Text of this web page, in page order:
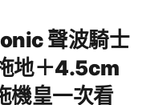
聲波騎士
地＋4.5cm
機皇一次看